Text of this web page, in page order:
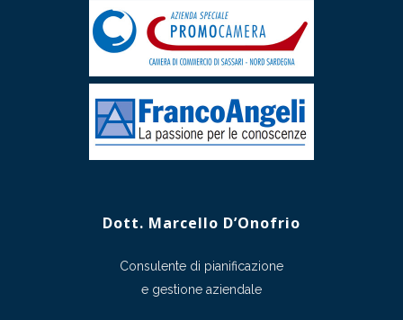
Dott. Marcello D’Onofrio
Consulente di pianificazione
e gestione aziendale